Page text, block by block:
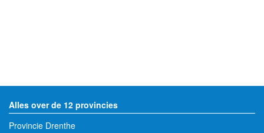
Alles over de 12 provincies
Provincie Drenthe